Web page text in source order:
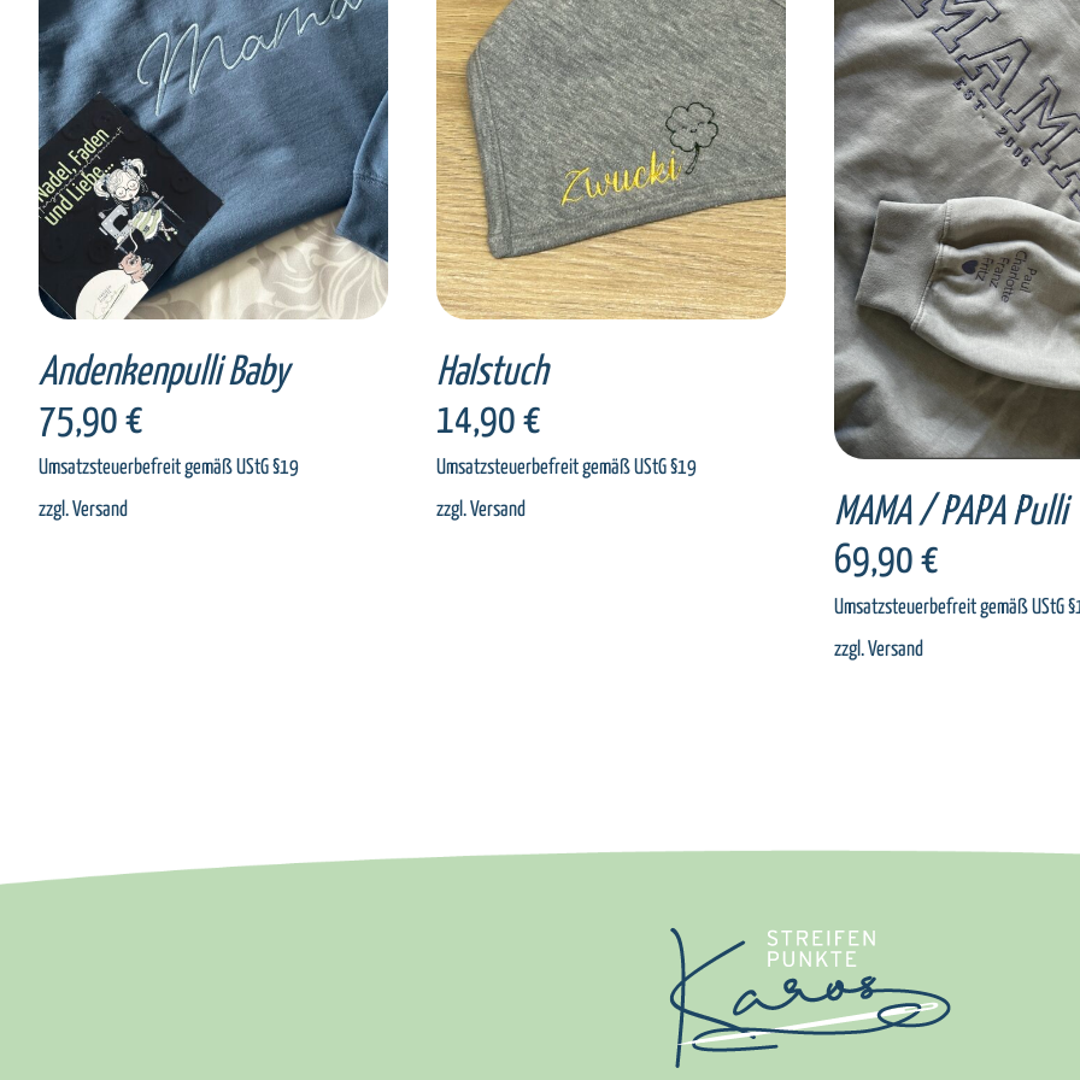
SELECT OPTIONS / DETAILS
Andenkenpulli Baby
75,90 €
Umsatzsteuerbefreit gemäß UStG §19
zzgl.Versand
SELECT OPTIONS / DETAILS
Halstuch
14,90 €
Umsatzsteuerbefreit gemäß UStG §19
zzgl.Versand
SELECT OPTIONS /
MAMA / PAPA Pulli
69,90 €
Umsatzsteuerbefreit gemäß UStG
zzgl.Versand